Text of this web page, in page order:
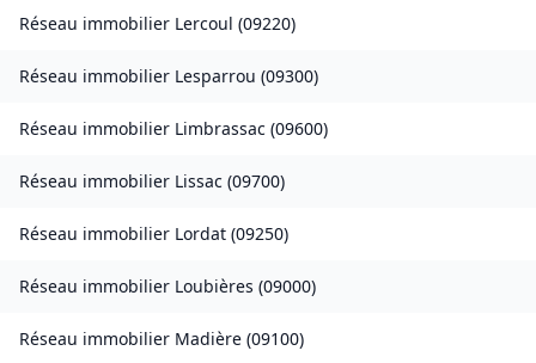
Réseau immobilier Lercoul (09220)
Réseau immobilier Lesparrou (09300)
Réseau immobilier Limbrassac (09600)
Réseau immobilier Lissac (09700)
Réseau immobilier Lordat (09250)
Réseau immobilier Loubières (09000)
Réseau immobilier Madière (09100)